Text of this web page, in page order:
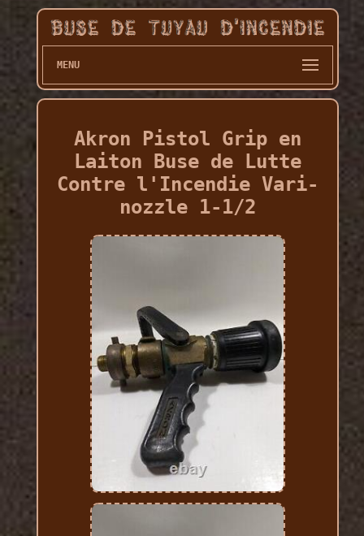
MENU
Akron Pistol Grip en
Laiton Buse de Lutte
Contre l'Incendie Vari-
nozzle 1-1/2